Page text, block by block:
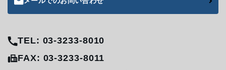
TEL: 03-3233-8010
FAX: 03-3233-8011